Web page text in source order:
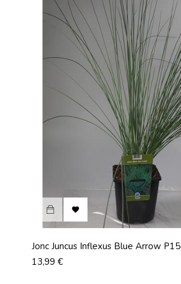

Jonc Juncus Inflexus Blue Arrow P15
Prix
13,99 €